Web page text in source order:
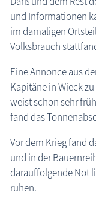
Darßer
Borner
Dierhäger
Wiecker
1990 -
und Informationen
im damaligen
Volksbrauch
Eine Annonce aus
Kapitäne in Wieck
weist schon sehr
fand das
Vor dem Krieg fand
und in der
darauffolgende Not
ruhen.